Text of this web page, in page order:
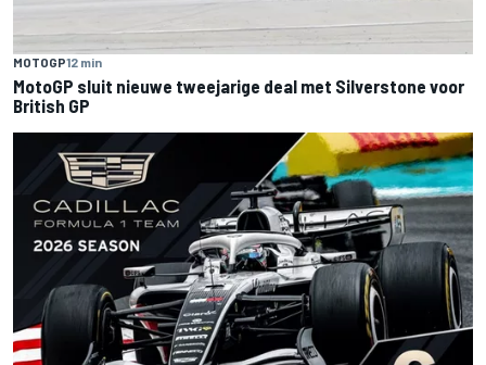
MOTOGP12 min
MotoGP sluit nieuwe tweejarige deal met Silverstone voor
British GP